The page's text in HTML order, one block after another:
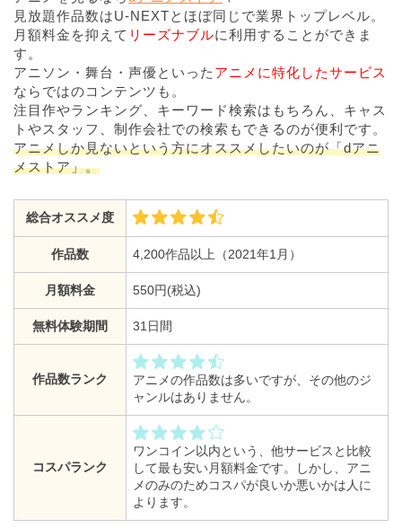
見放題作品数はU-NEXTとほぼ同じで業界トップレベル。
月額料金を抑えて リーズナブルに利用することができま
す。
アニソン・舞台・声優といった アニメに特化したサービス
ならではのコンテンツも。
注目作やランキング、キーワード検索はもちろん、キャス
トやスタッフ、制作会社での検索もできるのが便利です。
アニメしか見ないという方にオススメしたいのが「dアニ
メストア」。
総合オススメ度
作品数 4,200作品以上（2021年1月）
月額料金 550円(税込)
無料体験期間 31日間
作品数ランク
アニメの作品数は多いですが、その他のジ
ャンルはありません。
コスパランク
ワンコイン以内という、他サービスと比較
して最も安い月額料金です。しかし、アニ
メのみのためコスパが良いか悪いかは人に
よります。